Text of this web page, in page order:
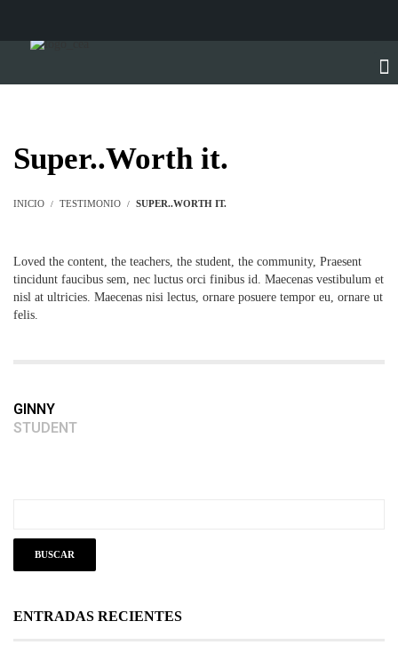
Super..Worth it.
INICIO TESTIMONIO SUPER..WORTH IT.
Loved the content, the teachers, the student, the community, Praesent
tincidunt faucibus sem, nec luctus orci finibus id. Maecenas vestibulum et
nisl at ultricies. Maecenas nisi lectus, ornare posuere tempor eu, ornare ut
felis.
GINNY
STUDENT
ENTRADAS RECIENTES